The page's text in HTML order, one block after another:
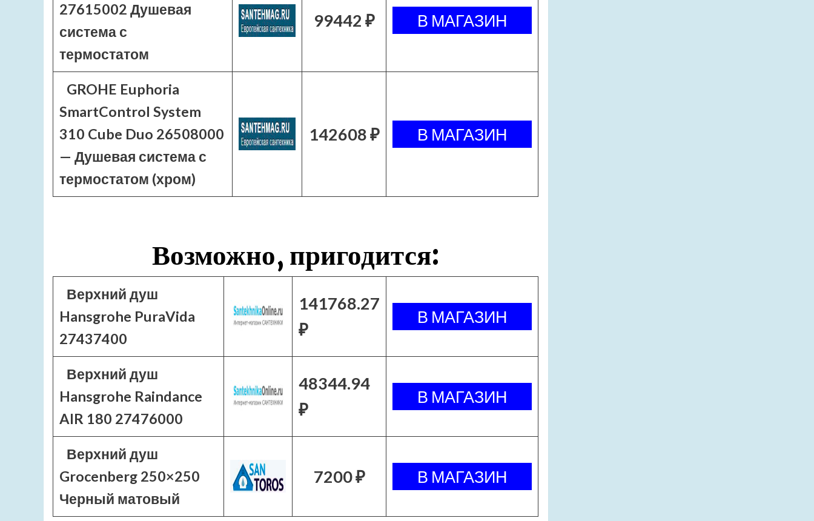
27615002 Душевая
система с
термостатом
99442 ₽
GROHE Euphoria
SmartControl System
310 Cube Duo 26508000
— Душевая система с
термостатом (хром)
142608 ₽
Возможно, пригодится:
Верхний душ
Hansgrohe PuraVida
27437400
141768.27
₽
Верхний душ
Hansgrohe Raindance
AIR 180 27476000
48344.94
₽
Верхний душ
Grocenberg 250×250
Черный матовый
7200 ₽